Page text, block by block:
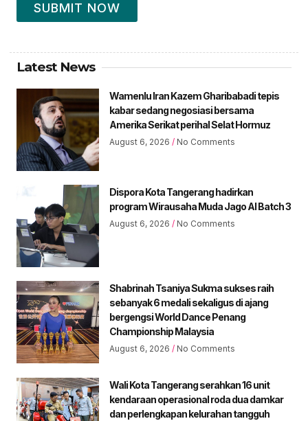
SUBMIT NOW
Latest News
Wamenlu Iran Kazem Gharibabadi tepis
kabar sedang negosiasi bersama
Amerika Serikat perihal Selat Hormuz
August 6, 2026 No Comments
Dispora Kota Tangerang hadirkan
program Wirausaha Muda Jago AI Batch 3
August 6, 2026 No Comments
Shabrinah Tsaniya Sukma sukses raih
sebanyak 6 medali sekaligus di ajang
bergengsi World Dance Penang
Championship Malaysia
August 6, 2026 No Comments
Wali Kota Tangerang serahkan 16 unit
kendaraan operasional roda dua damkar
dan perlengkapan kelurahan tangguh